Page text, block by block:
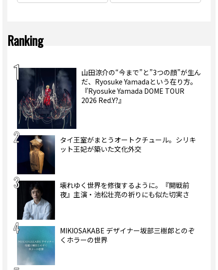
Ranking
山田涼介の“今まで”と”3つの顔”が生ん
だ、Ryosuke Yamadaという在り方。
『Ryosuke Yamada DOME TOUR
2026 Red.Y?』
タイ王室がまとうオートクチュール。シリキ
ット王妃が築いた文化外交
壊れゆく世界を修復するように。『開戦前
夜』主演・池松壮亮の祈りにも似た切実さ
MIKIOSAKABE デザイナー坂部三樹郎とのぞ
くホラーの世界